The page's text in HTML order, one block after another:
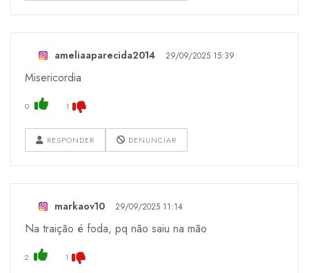
ameliaaparecida2014 29/09/2025 15:39
Misericordia
0 1
RESPONDER DENUNCIAR
markaov10 29/09/2025 11:14
Na traição é foda, pq não saiu na mão
2 1